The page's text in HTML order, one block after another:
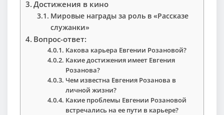
Достижения в кино
Мировые награды за роль в «Рассказе
служанки»
Вопрос-ответ:
Какова карьера Евгении Розановой?
Какие достижения имеет Евгения
Розанова?
Чем известна Евгения Розанова в
личной жизни?
Какие проблемы Евгении Розановой
встречались на ее пути в карьере?